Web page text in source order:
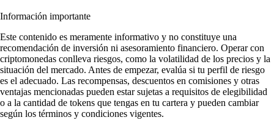
Información importante
Este contenido es meramente informativo y no constituye una
recomendación de inversión ni asesoramiento financiero. Operar con
criptomonedas conlleva riesgos, como la volatilidad de los precios y la
situación del mercado. Antes de empezar, evalúa si tu perfil de riesgo
es el adecuado. Las recompensas, descuentos en comisiones y otras
ventajas mencionadas pueden estar sujetas a requisitos de elegibilidad
o a la cantidad de tokens que tengas en tu cartera y pueden cambiar
según los términos y condiciones vigentes.